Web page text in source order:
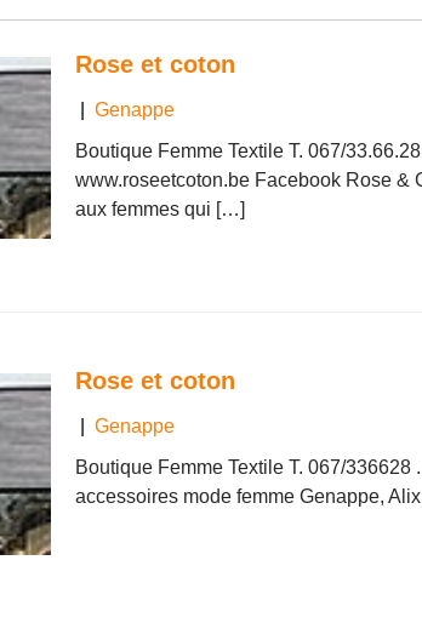
Rose et coton
Genappe
Boutique Femme Textile T. 067/
www.roseetcoton.be Facebook Rose &
aux femmes qui […]
Rose et coton
Genappe
Boutique Femme Textile T. 067/
accessoires mode femme Genappe,